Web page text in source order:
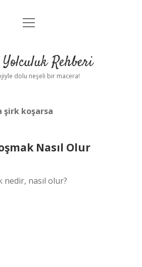
Anasayfa
Yasal Uyarı
menüyü
Rehberi
dolu neşeli bir macera!
şirk koşarsa
Nasıl Olur
nedir, nasıl olur?